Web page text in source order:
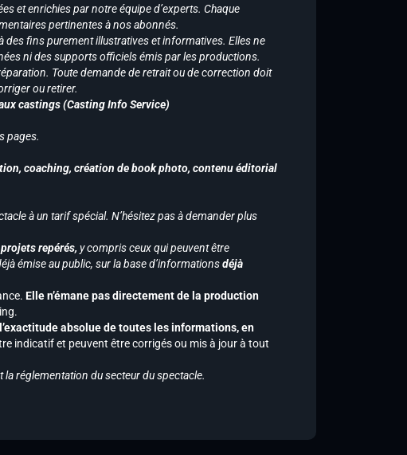
et enrichies par notre équipe d’experts. Chaque
pertinentes à nos abonnés.
des fins purement illustratives et informatives. Elles ne
ni des supports officiels émis par les productions.
Toute demande de retrait ou de correction doit
ou retirer.
castings (Casting Info Service)
pages.
coaching, création de book photo, contenu éditorial
à un tarif spécial. N’hésitez pas à demander plus
repérés, y compris ceux qui peuvent être
émise au public, sur la base d’informationsdéjà
Elle n’émane pas directement de la production
absolue de toutes les informations, en
indicatif et peuvent être corrigés ou mis à jour à tout
réglementation du secteur du spectacle.